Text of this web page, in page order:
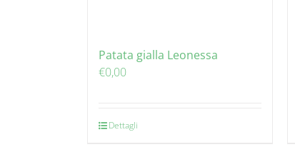
Patata gialla Leonessa
€0,00
Dettagli